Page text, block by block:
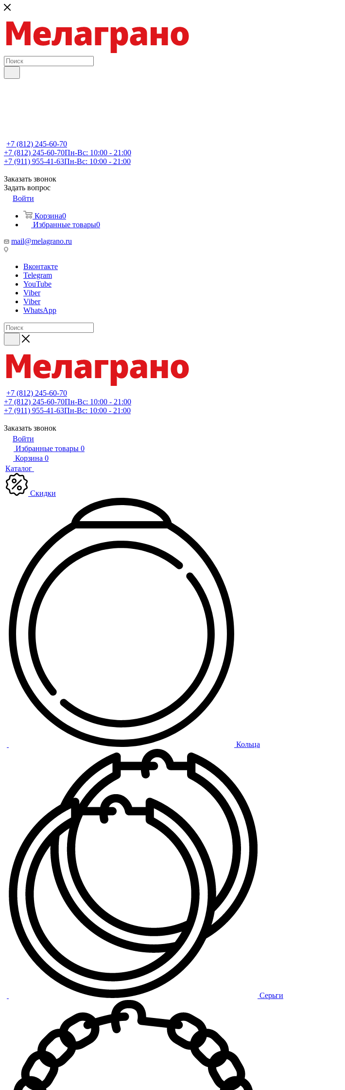
+7 (812) 245-60-70
+7 (812) 245-60-70Пн-Вс: 10:00 - 21:00
+7 (911) 955-41-63Пн-Вс: 10:00 - 21:00
Заказать звонок
Задать вопрос
Войти
Корзина0
Избранные товары0
mail@melagrano.ru
Вконтакте
Telegram
YouTube
Viber
Viber
WhatsApp
+7 (812) 245-60-70
+7 (812) 245-60-70Пн-Вс: 10:00 - 21:00
+7 (911) 955-41-63Пн-Вс: 10:00 - 21:00
Заказать звонок
Войти
Избранные товары 0
Корзина 0
Каталог
Скидки
Кольца
Серьги